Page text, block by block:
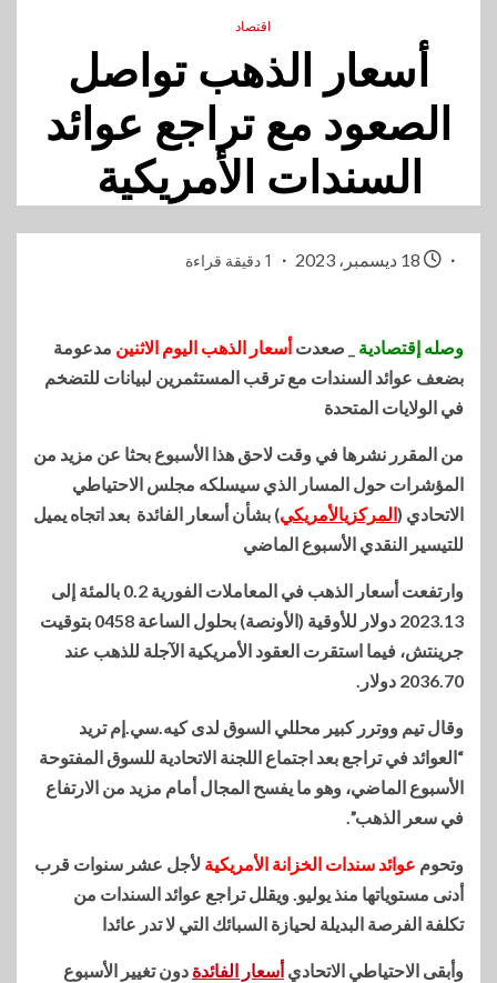
اقتصاد
أسعار الذهب تواصل
الصعود مع تراجع عوائد
السندات الأمريكية
1 دقيقة قراءة
وصله إقتصادية _ صعدت أسعار الذهب اليوم الاثنين مدعومة
بضعف عوائد السندات مع ترقب المستثمرين لبيانات للتضخم
في الولايات المتحدة
من المقرر نشرها في وقت لاحق هذا الأسبوع بحثا عن مزيد من
المؤشرات حول المسار الذي سيسلكه مجلس الاحتياطي
الاتحادي (المركزيالأمريكي) بشأن أسعار الفائدة بعد اتجاه يميل
للتيسير النقدي الأسبوع الماضي
وارتفعت أسعار الذهب في المعاملات الفورية 0.2 بالمئة إلى
2023.13 دولار للأوقية (الأونصة) بحلول الساعة 0458 بتوقيت
جرينتش، فيما استقرت العقود الأمريكية الآجلة للذهب عند
2036.70 دولار.
وقال تيم ووترر كبير محللي السوق لدى كيه.سي.إم تريد
“العوائد في تراجع بعد اجتماع اللجنة الاتحادية للسوق المفتوحة
الأسبوع الماضي، وهو ما يفسح المجال أمام مزيد من الارتفاع
في سعر الذهب”.
وتحوم عوائد سندات الخزانة الأمريكية لأجل عشر سنوات قرب
أدنى مستوياتها منذ يوليو. ويقلل تراجع عوائد السندات من
تكلفة الفرصة البديلة لحيازة السبائك التي لا تدر عائدا
وأبقى الاحتياطي الاتحادي أسعار الفائدة دون تغيير الأسبوع